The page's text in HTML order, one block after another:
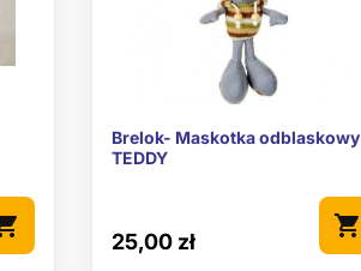
Szybki podgląd
Brelok- Maskotka odblaskowy
TEDDY
25,00 zł
shopping_cart